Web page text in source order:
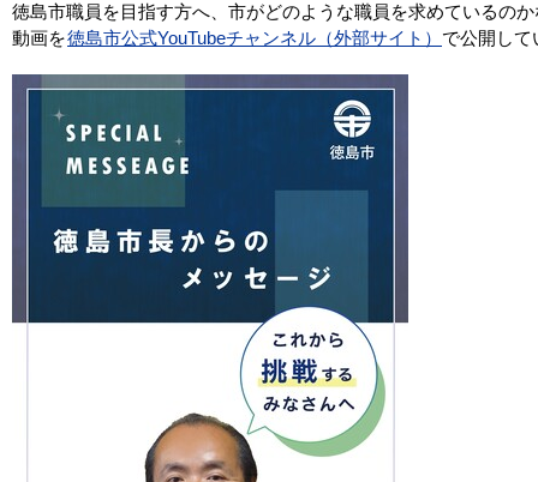
徳島市職員を目指す方へ、市がどのような職員を求めているの
動画を徳島市公式YouTubeチャンネル（外部サイト） で公開して